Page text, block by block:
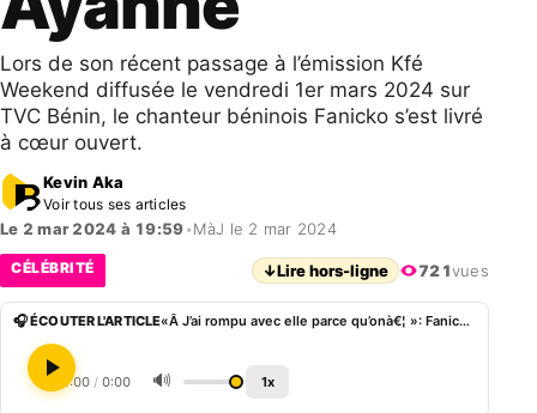
Lors de son récent passage à l’émission Kfé
Weekend diffusée le vendredi 1er mars 2024 sur
TVC Bénin, le chanteur béninois Fanicko s’est livré
à cœur ouvert.
Kevin Aka
Voir tous ses articles
Le 2 mar 2024 à 19:59•MàJ le 2 mar 2024
CÉLÉBRITÉ ↓Lire hors-ligne 721vues
🎧 ÉCOUTER L'ARTICLE «Â J’ai rompu avec elle parce qu’onà€¦ »: Fanicko brise le silence sur sa rupture avec Ayanne
0:00 / 0:00 🔊 1x